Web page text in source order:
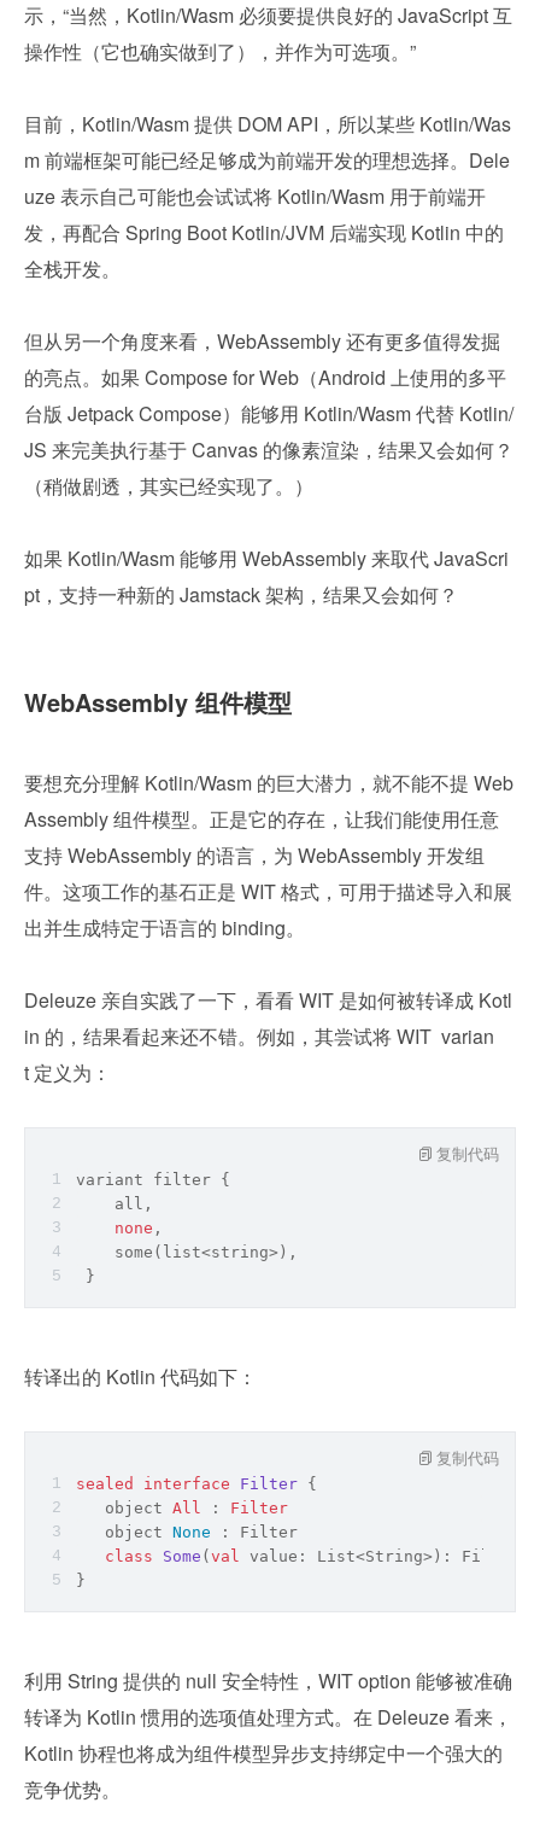
示，“当然，Kotlin/Wasm 必须要提供良好的 JavaScript 互
操作性（它也确实做到了），并作为可选项。”
目前，Kotlin/Wasm 提供 DOM API，所以某些 Kotlin/Was
m 前端框架可能已经足够成为前端开发的理想选择。Dele
uze 表示自己可能也会试试将 Kotlin/Wasm 用于前端开
发，再配合 Spring Boot Kotlin/JVM 后端实现 Kotlin 中的
全栈开发。
但从另一个角度来看，WebAssembly 还有更多值得发掘
的亮点。如果 Compose for Web（Android 上使用的多平
台版 Jetpack Compose）能够用 Kotlin/Wasm 代替 Kotlin/
JS 来完美执行基于 Canvas 的像素渲染，结果又会如何？
（稍做剧透，其实已经实现了。）
如果 Kotlin/Wasm 能够用 WebAssembly 来取代 JavaScri
pt，支持一种新的 Jamstack 架构，结果又会如何？
WebAssembly 组件模型
要想充分理解 Kotlin/Wasm 的巨大潜力，就不能不提 Web
Assembly 组件模型。正是它的存在，让我们能使用任意
支持 WebAssembly 的语言，为 WebAssembly 开发组
件。这项工作的基石正是 WIT 格式，可用于描述导入和展
出并生成特定于语言的 binding。
Deleuze 亲自实践了一下，看看 WIT 是如何被转译成 Kotl
in 的，结果看起来还不错。例如，其尝试将 WIT  varian
t 定义为：
variant filter {
all ,
none ,
    some(list<
string>),
}
复制代码
转译出的 Kotlin 代码如下：
sealed interface Filter {
   object
All : Filter
object None : Filter
class
Some ( val value: List<String>): Filter
}
复制代码
利用 String 提供的 null 安全特性，WIT option 能够被准确
转译为 Kotlin 惯用的选项值处理方式。在 Deleuze 看来，
Kotlin 协程也将成为组件模型异步支持绑定中一个强大的
竞争优势。